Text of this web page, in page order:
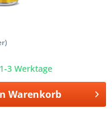
3 Werktage
Warenkorb